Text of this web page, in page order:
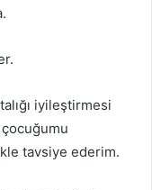
iyileştirmesi
tavsiye ederim.